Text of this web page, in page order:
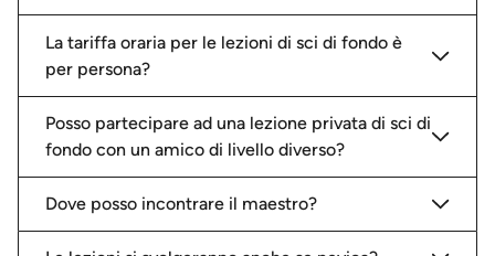
La tariffa oraria per le lezioni di sci di fondo è
per persona?
Posso partecipare ad una lezione privata di sci di
fondo con un amico di livello diverso?
Dove posso incontrare il maestro?